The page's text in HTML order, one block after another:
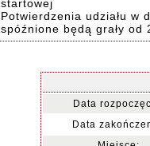
startowej
Potwierdzenia udziału w
spóźnione będą grały od
Data
Data